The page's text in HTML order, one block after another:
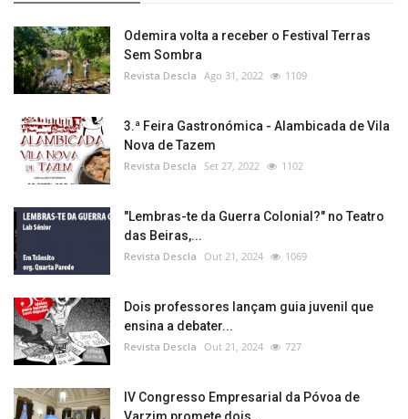
Odemira volta a receber o Festival Terras
Sem Sombra
Revista Descla Ago 31, 2022 1109
3.ª Feira Gastronómica - Alambicada de Vila
Nova de Tazem
Revista Descla Set 27, 2022 1102
"Lembras-te da Guerra Colonial?" no Teatro
das Beiras,...
Revista Descla Out 21, 2024 1069
Dois professores lançam guia juvenil que
ensina a debater...
Revista Descla Out 21, 2024 727
IV Congresso Empresarial da Póvoa de